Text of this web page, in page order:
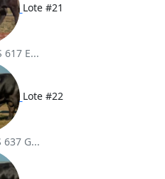
Lote #21
617 E...
Lote #22
637 G...